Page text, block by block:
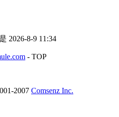
2026-8-9 11:34
- TOP
2007 Comsenz Inc.